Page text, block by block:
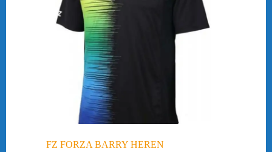
FZ FORZA BARRY HEREN